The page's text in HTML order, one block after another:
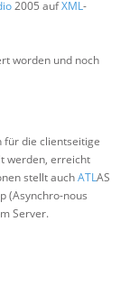
2005 aufXML-
worden und noch
für die clientseitige
werden, erreicht
stellt auchATLAS
(Asynchro-nous
Server.